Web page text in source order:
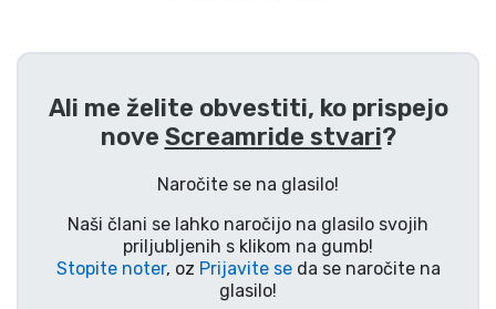
Ali me želite obvestiti, ko prispejo
nove Screamride stvari?
Naročite se na glasilo!
Naši člani se lahko naročijo na glasilo svojih
priljubljenih s klikom na gumb!
Stopite noter, oz Prijavite seda se naročite na
glasilo!
Tv serijske izdelki
Filmske izdelki
Risani izdelki
Anime izdelki